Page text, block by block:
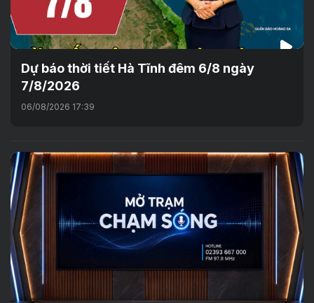
Dự báo thời tiết Hà Tĩnh đêm 6/8 ngày
7/8/2026
06/08/2026 17:39